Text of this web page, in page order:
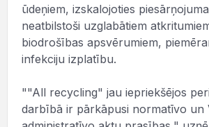
ūdeņiem, izskalojoties
neatbilstoši uzglabātiem
biodrošības apsvērumiem,
infekciju izplatību.
""All recycling" jau iepriekšējos
darbībā ir pārkāpusi normatīvo un